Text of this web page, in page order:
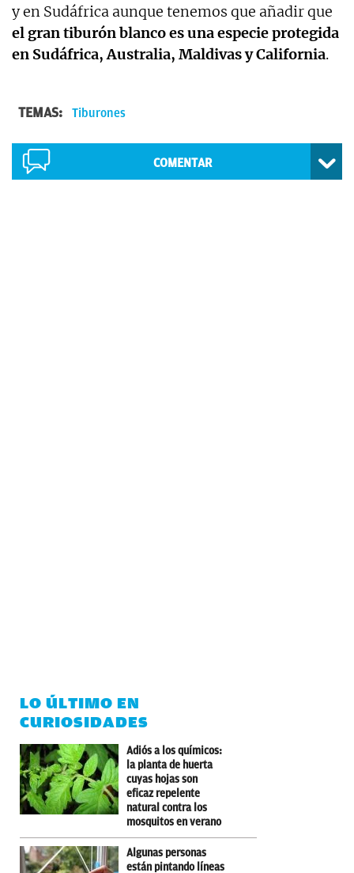
y en Sudáfrica aunque tenemos que añadir que
el gran tiburón blanco es una especie protegida
en Sudáfrica, Australia, Maldivas y California.
TEMAS: Tiburones
COMENTAR
LO ÚLTIMO EN
CURIOSIDADES
Adiós a los químicos:
la planta de huerta
cuyas hojas son
eficaz repelente
natural contra los
mosquitos en verano
Algunas personas
están pintando líneas